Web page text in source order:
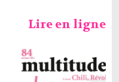
Lire en ligne